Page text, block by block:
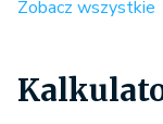
Zobacz wszystkie